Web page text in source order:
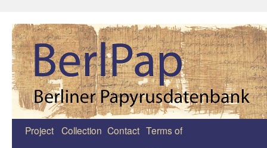
Zum
Project Collection Contact Terms of